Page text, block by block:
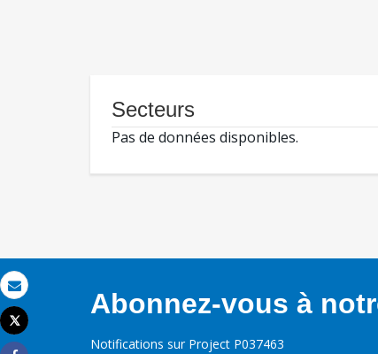
Email
Imprimer
Tweet
Secteurs
Pas de données disponibles.
Abonnez-vous à
Notifications sur Project P037463